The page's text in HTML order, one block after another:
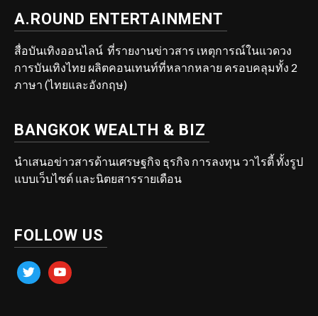
A.ROUND ENTERTAINMENT
สื่อบันเทิงออนไลน์ ที่รายงานข่าวสาร เหตุการณ์ในแวดวง
การบันเทิงไทย ผลิตคอนเทนท์ที่หลากหลาย ครอบคลุมทั้ง 2
ภาษา (ไทยและอังกฤษ)
BANGKOK WEALTH & BIZ
นำเสนอข่าวสารด้านเศรษฐกิจ ธุรกิจ การลงทุน วาไรตี้ ทั้งรูป
แบบเว็บไซต์ และนิตยสารรายเดือน
FOLLOW US
twitter youtube